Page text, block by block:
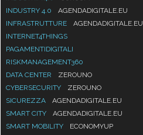
INDUSTRY 4.0
AGENDADIGITALE.EU
INFRASTRUTTURE
AGENDADIGITALE.EU
INTERNET4THINGS
PAGAMENTIDIGITALI
RISKMANAGEMENT360
DATA CENTER
ZEROUNO
CYBERSECURITY
ZEROUNO
SICUREZZA
AGENDADIGITALE.EU
SMART CITY
AGENDADIGITALE.EU
SMART MOBILITY
ECONOMYUP